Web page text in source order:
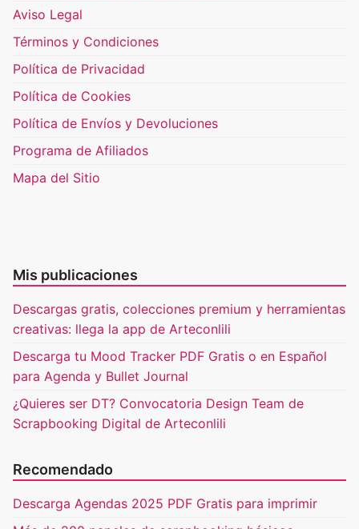
Aviso Legal
Términos y Condiciones
Política de Privacidad
Política de Cookies
Política de Envíos y Devoluciones
Programa de Afiliados
Mapa del Sitio
Mis publicaciones
Descargas gratis, colecciones premium y herramientas
creativas: llega la app de Arteconlili
Descarga tu Mood Tracker PDF Gratis o en Español
para Agenda y Bullet Journal
¿Quieres ser DT? Convocatoria Design Team de
Scrapbooking Digital de Arteconlili
Recomendado
Descarga Agendas 2025 PDF Gratis para imprimir